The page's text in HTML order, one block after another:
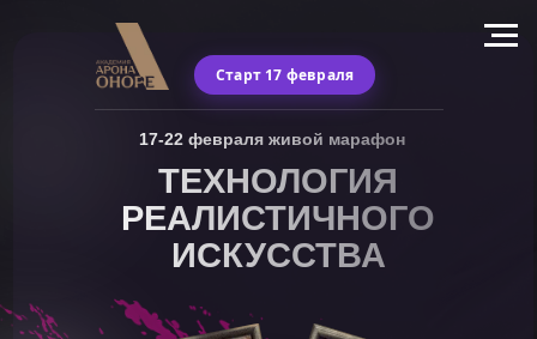
ТЕХНОЛОГИЯ
РЕАЛИСТИЧНОГО
ИСКУССТВА
17-22 февраля живой марафон
Старт 17 февраля